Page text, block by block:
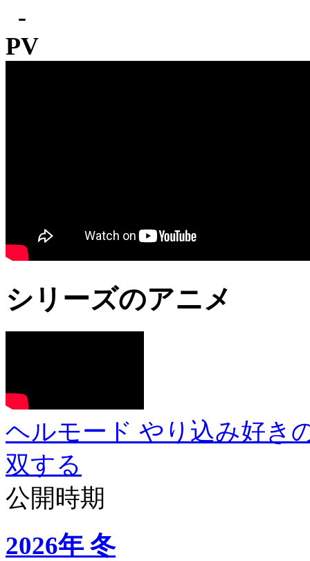
-
PV
シリーズのアニメ
ヘルモード やり込み好き
双する
公開時期
2026年 冬